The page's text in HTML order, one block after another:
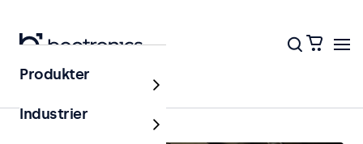
Hjem
Produkter
Industrier